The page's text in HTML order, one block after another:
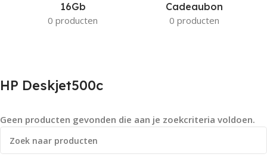
16Gb
0 producten
Cadeaubon
0 producten
HP Deskjet500c
Geen producten gevonden die aan je zoekcriteria voldoen.